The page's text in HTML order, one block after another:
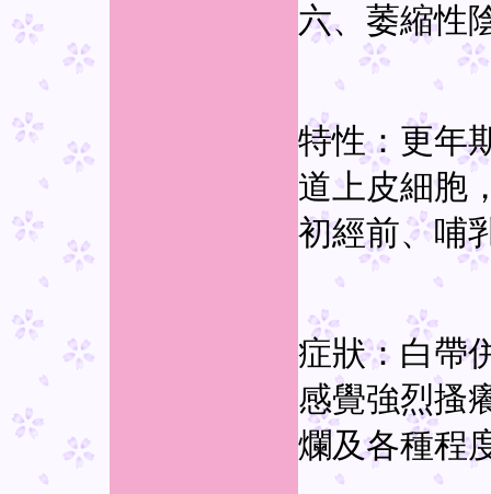
六、萎縮性
特性：更年
道上皮細胞
初經前、哺
症狀：白帶
感覺強烈搔
爛及各種程